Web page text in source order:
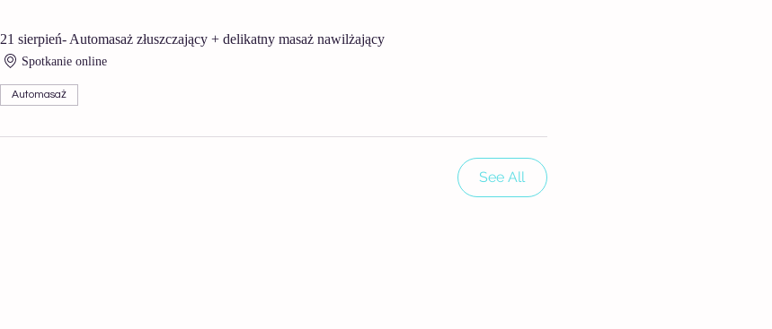
21 sierpień- Automasaż złuszczający + delikatny masaż nawilżający
Spotkanie online
Automasaż
See All